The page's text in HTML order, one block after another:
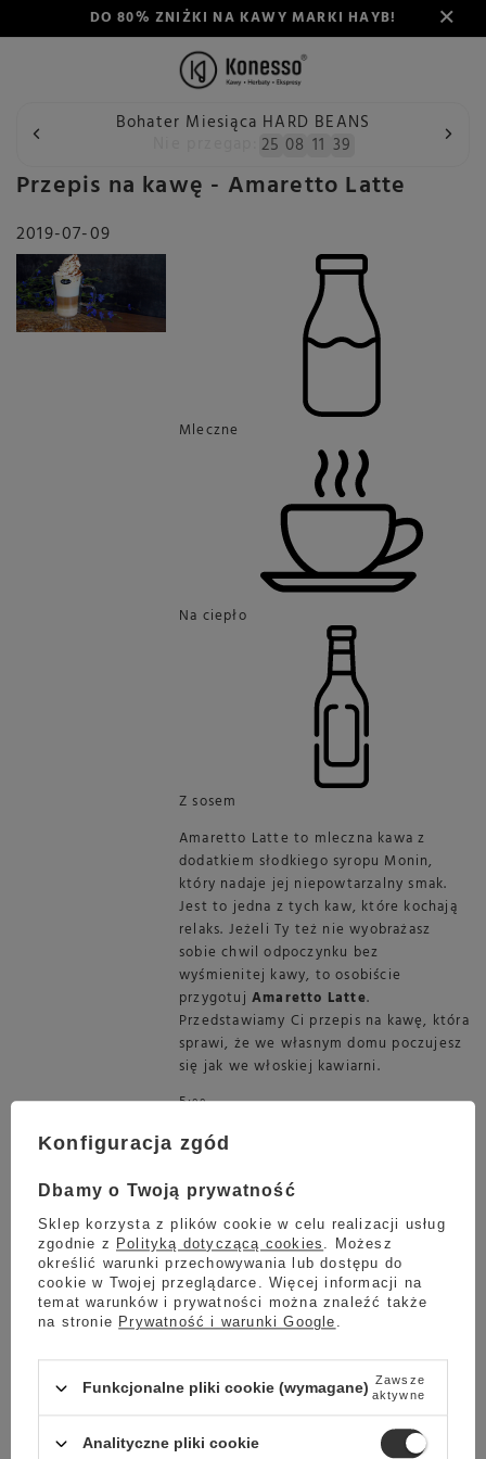
DO 80% ZNIŻKI NA KAWY MARKI HAYB!
Bohater Miesiąca HARD BEANS
25 08 11 38
Wstecz Konesso Blog Przepis na kawę - Amaretto
Przepis na kawę - Amaretto Latte
2019-07-09
Mleczne
Na ciepło
Z sosem
Amaretto Latte to mleczna kawa z
dodatkiem słodkiego syropu Monin,
który nadaje jej niepowtarzalny smak.
Jest to jedna z tych kaw, które kochają
relaks. Jeżeli Ty też nie wyobrażasz
sobie chwil odpoczynku bez
wyśmienitej kawy, to osobiście
przygotuj Amaretto Latte.
Przedstawiamy Ci przepis na kawę, która
sprawi, że we własnym domu poczujesz
się jak we włoskiej kawiarni.
5:00
Czasprzygotowania
Składniki:
200 mlSpienionego mleka
Kakao
Konfiguracja zgód
Dbamy o Twoją prywatność
Sklep korzysta z plików cookie w celu realizacji usług
zgodnie z Polityką dotyczącą cookies . Możesz
określić warunki przechowywania lub dostępu do
cookie w Twojej przeglądarce. Więcej informacji na
temat warunków i prywatności można znaleźć także
na stronie Prywatność i warunki Google .
Funkcjonalne pliki cookie (wymagane) Zawsze
aktywne
Analityczne pliki cookie